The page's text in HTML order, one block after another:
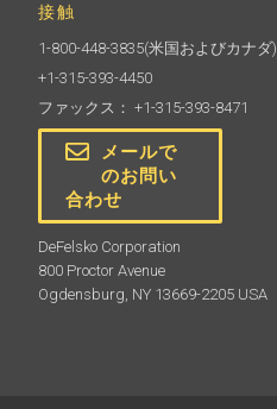
接触
1-800-448-3835(米国およびカナダ)
+1-315-393-4450
ファックス： +1-315-393-8471
メールで
のお問い
合わせ
DeFelsko Corporation
800 Proctor Avenue
Ogdensburg, NY 13669-2205 USA